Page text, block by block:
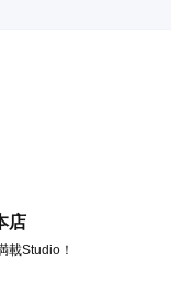
店
載Studio！